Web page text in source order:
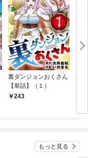
裏ダンジョンおくさん
【単話】（１）
243
もっと見る